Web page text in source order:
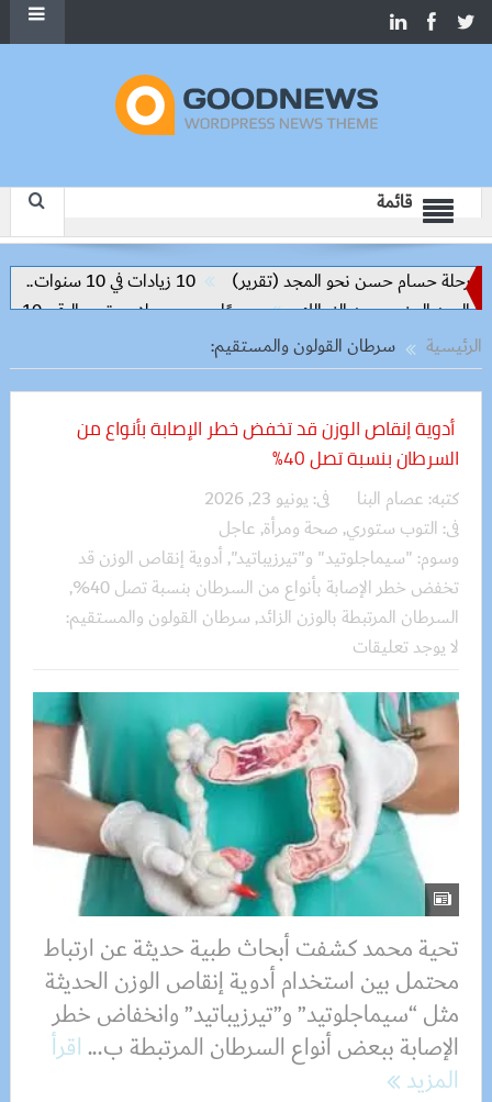
قائمة
حسام حسن نحو المجد (تقرير)
10 زيادات في 10 سنوات.. هل حان الوقت لرفع دعم البنزين نهائيا؟
رسميًا.. محمد صلاح يرتدي الرقم 10 مع طرابزون سبور ويبعث أول رسالة للجماهير
الرئيسية
سرطان القولون والمستقيم:
أدوية إنقاص الوزن قد تخفض خطر الإصابة بأنواع من
السرطان بنسبة تصل 40%
كتبه: عصام البنا فى: يونيو 23, 2026
فى: التوب ستوري, صحة ومرأة, عاجل
وسوم: "سيماجلوتيد" و"تيرزيباتيد", أدوية إنقاص الوزن قد
تخفض خطر الإصابة بأنواع من السرطان بنسبة تصل 40%
,
السرطان المرتبطة بالوزن الزائد, سرطان القولون والمستقيم:
لا يوجد تعليقات
تحية محمد كشفت أبحاث طبية حديثة عن ارتباط
محتمل بين استخدام أدوية إنقاص الوزن الحديثة
مثل “سيماجلوتيد” و”تيرزيباتيد” وانخفاض خطر
الإصابة ببعض أنواع السرطان المرتبطة ب...اقرأ
المزيد